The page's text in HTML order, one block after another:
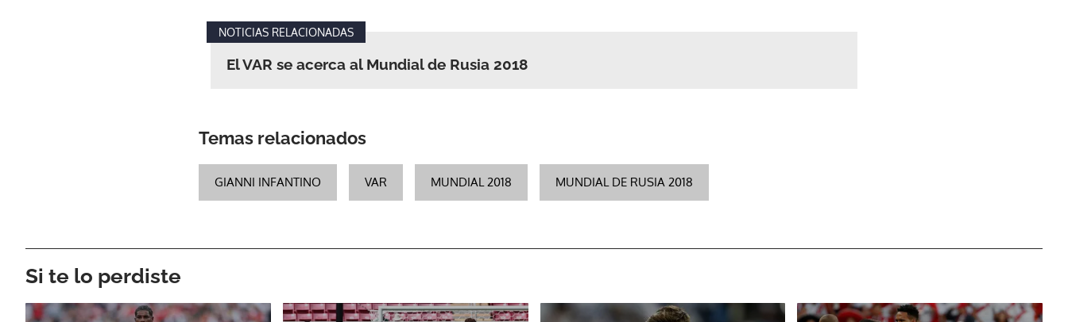
NOTICIAS RELACIONADAS
El VAR se acerca al Mundial de Rusia 2018
Temas relacionados
GIANNI INFANTINO VAR MUNDIAL 2018 MUNDIAL DE RUSIA 2018
Si te lo perdiste